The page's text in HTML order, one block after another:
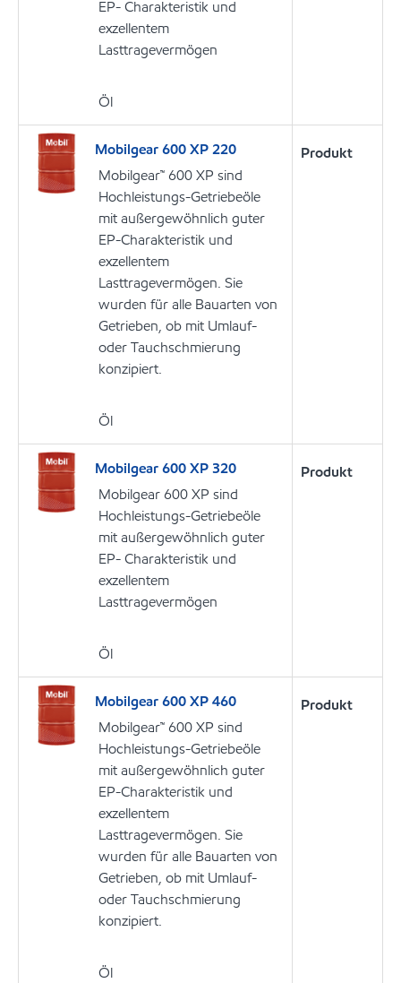
EP- Charakteristik und
exzellentem
Lasttragevermögen
Öl
Mobilgear 600 XP 220
Mobilgear™ 600 XP sind
Hochleistungs-Getriebeöle
mit außergewöhnlich guter
EP-Charakteristik und
exzellentem
Lasttragevermögen. Sie
wurden für alle Bauarten von
Getrieben, ob mit Umlauf-
oder Tauchschmierung
konzipiert.
Öl
Produkt
Mobilgear 600 XP 320
Mobilgear 600 XP sind
Hochleistungs-Getriebeöle
mit außergewöhnlich guter
EP- Charakteristik und
exzellentem
Lasttragevermögen
Öl
Produkt
Mobilgear 600 XP 460
Mobilgear™ 600 XP sind
Hochleistungs-Getriebeöle
mit außergewöhnlich guter
EP-Charakteristik und
exzellentem
Lasttragevermögen. Sie
wurden für alle Bauarten von
Getrieben, ob mit Umlauf-
oder Tauchschmierung
konzipiert.
Öl
Produkt